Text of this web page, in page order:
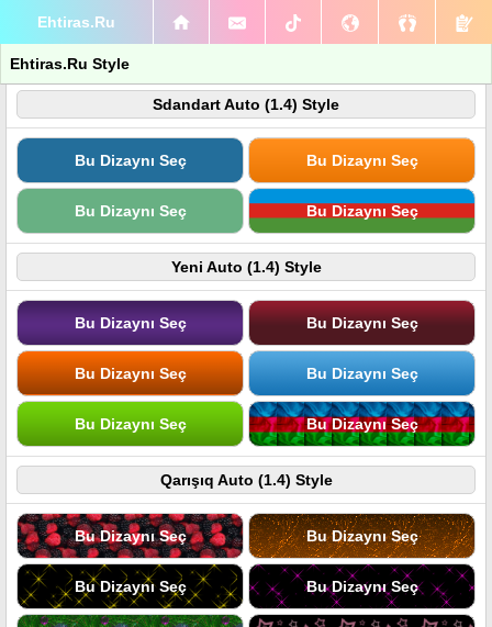
Ehtiras.Ru
Ehtiras.Ru Style
Sdandart Auto (1.4) Style
Bu Dizaynı Seç Bu Dizaynı Seç
Bu Dizaynı Seç Bu Dizaynı Seç
Yeni Auto (1.4) Style
Bu Dizaynı Seç Bu Dizaynı Seç
Bu Dizaynı Seç Bu Dizaynı Seç
Bu Dizaynı Seç Bu Dizaynı Seç
Qarışıq Auto (1.4) Style
Bu Dizaynı Seç Bu Dizaynı Seç
Bu Dizaynı Seç Bu Dizaynı Seç